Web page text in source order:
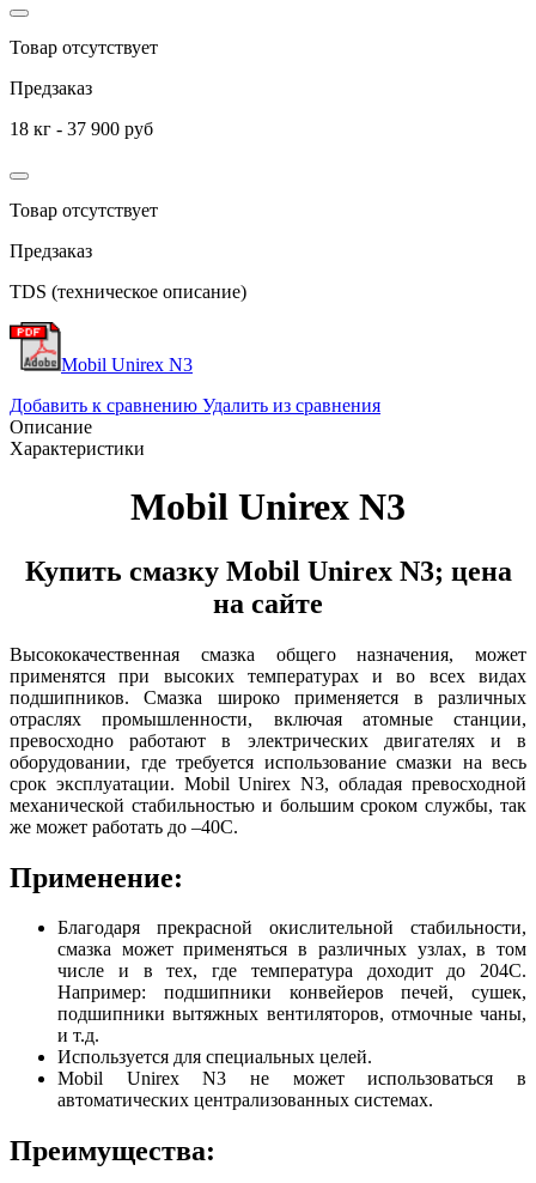
Товар отсутствует
Предзаказ
18 кг - 37 900 руб
Товар отсутствует
Предзаказ
TDS (техническое описание)
Mobil Unirex N3
Добавить к сравнению Удалить из сравнения
Описание
Характеристики
Mobil Unirex N3
Купить смазку Mobil Unirex N3; цена
на сайте
Высококачественная смазка общего назначения, может
применятся при высоких температурах и во всех видах
подшипников. Смазка широко применяется в различных
отраслях промышленности, включая атомные станции,
превосходно работают в электрических двигателях и в
оборудовании, где требуется использование смазки на весь
срок эксплуатации. Mobil Unirex N3, обладая превосходной
механической стабильностью и большим сроком службы, так
же может работать до –40С.
Применение:
Благодаря прекрасной окислительной стабильности,
смазка может применяться в различных узлах, в том
числе и в тех, где температура доходит до 204С.
Например: подшипники конвейеров печей, сушек,
подшипники вытяжных вентиляторов, отмочные чаны,
и т.д.
Используется для специальных целей.
Mobil Unirex N3 не может использоваться в
автоматических централизованных системах.
Преимущества: